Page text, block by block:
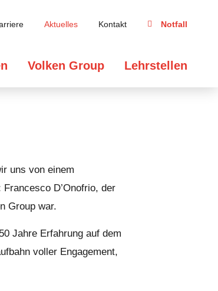
Aktuelles Kontakt Notfall
Volken Group Lehrstellen
uns von einem
D’Onofrio, der
Group war.
Jahre Erfahrung auf dem
voller Engagement,